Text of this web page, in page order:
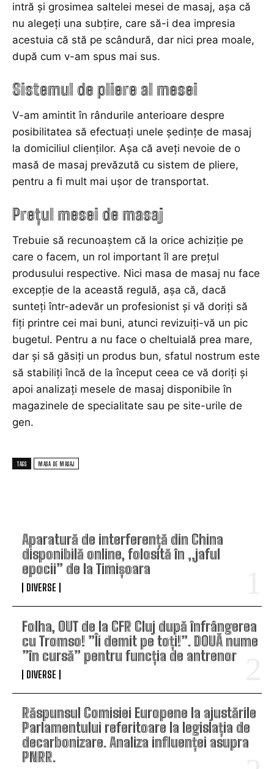
Aparatură de interferență din China
disponibilă online, folosită în „jaful
epocii” de la Timișoara
DIVERSE
Folha, OUT de la CFR Cluj după înfrângerea
cu Tromso! ”Îi demit pe toți!”. DOUĂ nume
”în cursă” pentru funcția de antrenor
DIVERSE
Răspunsul Comisiei Europene la ajustările
Parlamentului referitoare la legislația de
decarbonizare. Analiza influenței asupra
PNRR.
intră și grosimea saltelei mesei de masaj, așa că
nu alegeți una subțire, care să-i dea impresia
acestuia că stă pe scândură, dar nici prea moale,
după cum v-am spus mai sus.
Sistemul de pliere al mesei
V-am amintit în rândurile anterioare despre
posibilitatea să efectuați unele ședințe de masaj
la domiciliul clienților. Așa că aveți nevoie de o
masă de masaj prevăzută cu sistem de pliere,
pentru a fi mult mai ușor de transportat.
Prețul mesei de masaj
Trebuie să recunoaștem că la orice achiziție pe
care o facem, un rol important îl are prețul
produsului respective. Nici masa de masaj nu face
excepție de la această regulă, așa că, dacă
sunteți într-adevăr un profesionist și vă doriți să
fiți printre cei mai buni, atunci revizuiți-vă un pic
bugetul. Pentru a nu face o cheltuială prea mare,
dar și să găsiți un produs bun, sfatul nostrum este
să stabiliţi încă de la început ceea ce vă doriţi şi
apoi analizaţi mesele de masaj disponibile în
magazinele de specialitate sau pe site-urile de
gen.
TAGS MASA DE MASAJ